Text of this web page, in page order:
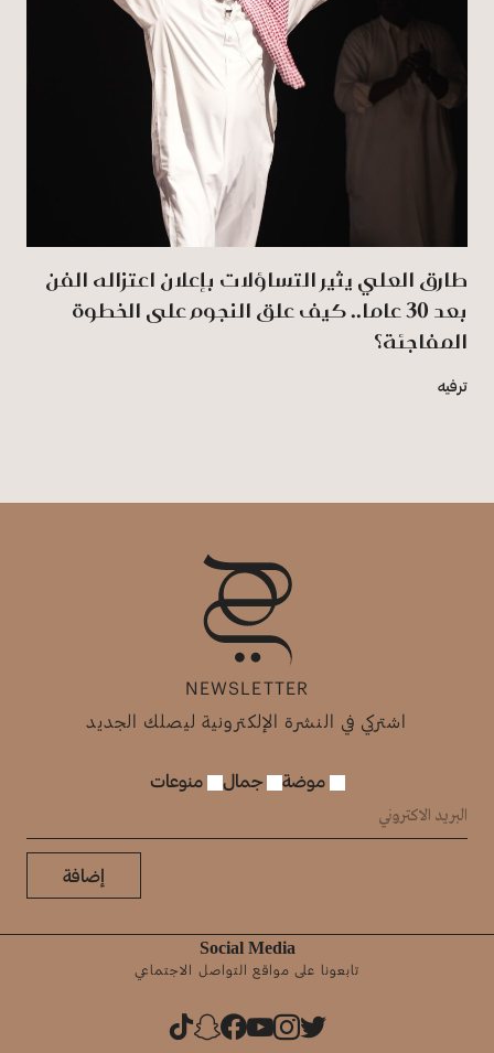
طارق العلي يثير التساؤلات بإعلان اعتزاله الفن
بعد 30 عاما.. كيف علق النجوم على الخطوة
المفاجئة؟
ترفيه
NEWSLETTER
اشتركي في النشرة الإلكترونية ليصلك الجديد
موضة جمال منوعات
إضافة
Social Media
تابعونا على مواقع التواصل الاجتماعي